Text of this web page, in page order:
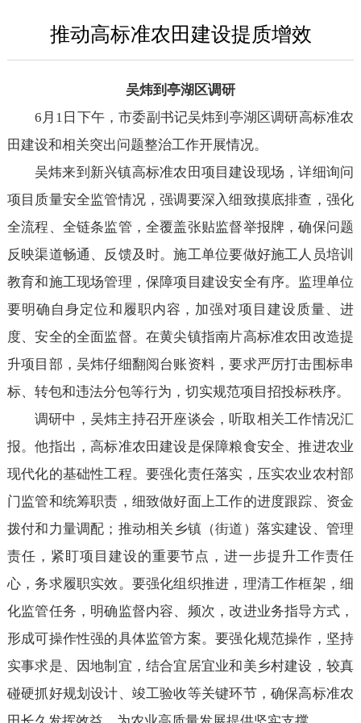
推动高标准农田建设提质增效
吴炜到亭湖区调研
6月1日下午，市委副书记吴炜到亭湖区调研高标准农
田建设和相关突出问题整治工作开展情况。
吴炜来到新兴镇高标准农田项目建设现场，详细询问
项目质量安全监管情况，强调要深入细致摸底排查，强化
全流程、全链条监管，全覆盖张贴监督举报牌，确保问题
反映渠道畅通、反馈及时。施工单位要做好施工人员培训
教育和施工现场管理，保障项目建设安全有序。监理单位
要明确自身定位和履职内容，加强对项目建设质量、进
度、安全的全面监督。在黄尖镇指南片高标准农田改造提
升项目部，吴炜仔细翻阅台账资料，要求严厉打击围标串
标、转包和违法分包等行为，切实规范项目招投标秩序。
调研中，吴炜主持召开座谈会，听取相关工作情况汇
报。他指出，高标准农田建设是保障粮食安全、推进农业
现代化的基础性工程。要强化责任落实，压实农业农村部
门监管和统筹职责，细致做好面上工作的进度跟踪、资金
拨付和力量调配；推动相关乡镇（街道）落实建设、管理
责任，紧盯项目建设的重要节点，进一步提升工作责任
心，务求履职实效。要强化组织推进，理清工作框架，细
化监管任务，明确监督内容、频次，改进业务指导方式，
形成可操作性强的具体监管方案。要强化规范操作，坚持
实事求是、因地制宜，结合宜居宜业和美乡村建设，较真
碰硬抓好规划设计、竣工验收等关键环节，确保高标准农